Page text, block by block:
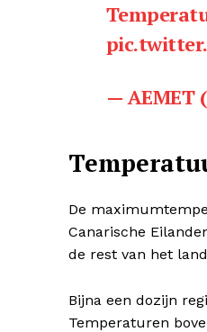
— AEMET
De
Canarische
de rest van het
Bijna een dozijn
Temperaturen